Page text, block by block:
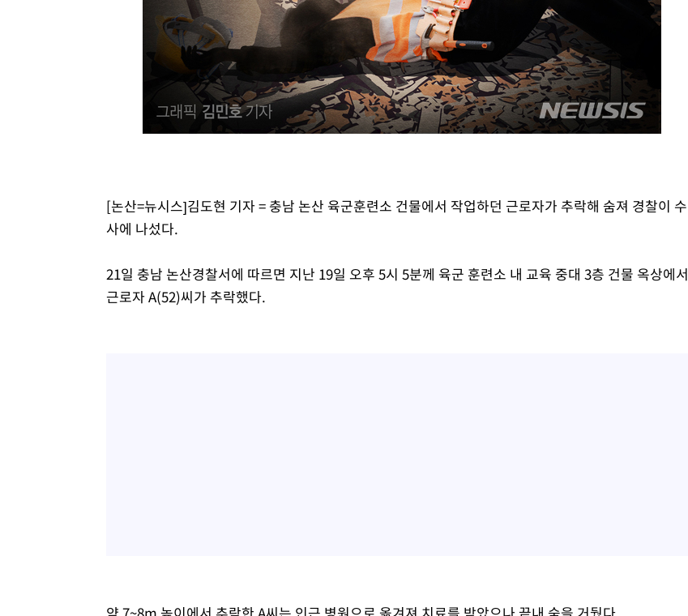
낮 최고 35도 '무더위'…동해안 시간당 30㎜ '강한 비'[내일날씨]
[속보]이강인 "감독님이 원하는 마음 느꼈고, 많은 트로피 원해 아
수도권 40도 육박 '펄펄'…동해안 일부 지역엔 호의주의보
온열질환 사망자 3명 늘어…누적 환자 3000명 돌파
강릉에 시간당 81.4㎜ 물폭탄…도로 잠기고 담벼락 붕괴
백운산서 80년근 천종산삼 9뿌리 발견…감정가 1.3억원
극한폭염 한풀 꺾이지만…'낮 최고 35도' 무더위, 열대야 계속[다음
축구협회 "압수수색·성접대 논란 사과…쇄신의 기회로 삼겠다"
'최고 37도' 폭염 지속…강원동해안 최대 150㎜ 비
[속보]뉴욕증시 상승 마감…S&P 0.6% 나스닥 1.3%↑
[논산=뉴시스]김도현 기자 = 충남 논산 육군훈련소 건물에서 작업하던 근로자가 추락해 숨져 경찰이 수
사에 나섰다.
21일 충남 논산경찰서에 따르면 지난 19일 오후 5시 5분께 육군 훈련소 내 교육 중대 3층 건물 옥상에서
근로자 A(52)씨가 추락했다.